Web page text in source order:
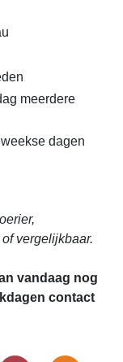
meerdere
dagen
vergelijkbaar.
vandaag nog
contact